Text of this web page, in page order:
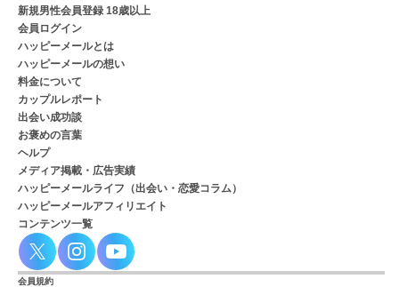
新規男性会員登録 18歳以上
会員ログイン
ハッピーメールとは
ハッピーメールの想い
料金について
カップルレポート
出会い成功談
お褒めの言葉
ヘルプ
メディア掲載・広告実績
ハッピーメールライフ（出会い・恋愛コラム）
ハッピーメールアフィリエイト
コンテンツ一覧
会員規約